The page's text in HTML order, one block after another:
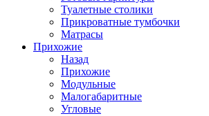
Туалетные столики
Прикроватные тумбочки
Матрасы
Прихожие
Назад
Прихожие
Модульные
Малогабаритные
Угловые